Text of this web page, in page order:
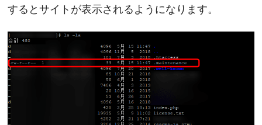
するとサイトが表示されるようになります。